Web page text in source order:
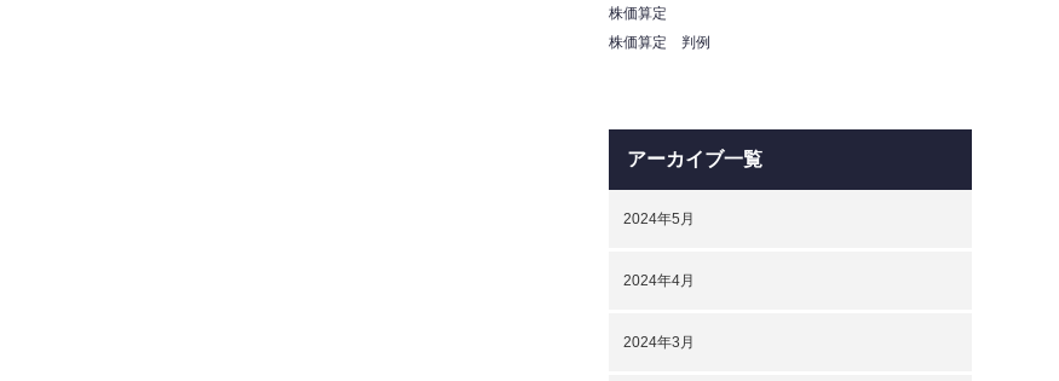
株価算定
株価算定 判例
アーカイブ一覧
2024年5月
2024年4月
2024年3月